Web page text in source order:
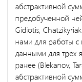
абстрактивной
предобученной
Gidiotis,
нами для работы с
данными для трех
ранее (Blekanov,
абстрактивной